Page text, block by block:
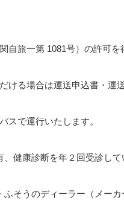
自旅一第 1081号）の許可を
ける場合は運送申込書・運
スで運行いたします。
健康診断を年２回受診し
そうのディーラー（メー